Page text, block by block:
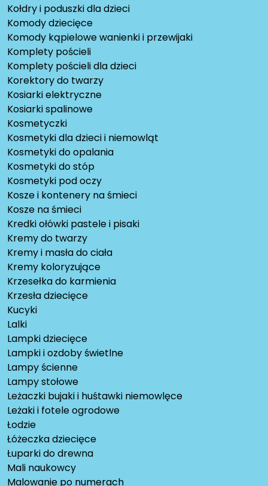
Kołdry i poduszki dla dzieci
Komody dziecięce
Komody kąpielowe wanienki i przewijaki
Komplety pościeli
Komplety pościeli dla dzieci
Korektory do twarzy
Kosiarki elektryczne
Kosiarki spalinowe
Kosmetyczki
Kosmetyki dla dzieci i niemowląt
Kosmetyki do opalania
Kosmetyki do stóp
Kosmetyki pod oczy
Kosze i kontenery na śmieci
Kosze na śmieci
Kredki ołówki pastele i pisaki
Kremy do twarzy
Kremy i masła do ciała
Kremy koloryzujące
Krzesełka do karmienia
Krzesła dziecięce
Kucyki
Lalki
Lampki dziecięce
Lampki i ozdoby świetlne
Lampy ścienne
Lampy stołowe
Leżaczki bujaki i huśtawki niemowlęce
Leżaki i fotele ogrodowe
Łodzie
Łóżeczka dziecięce
Łuparki do drewna
Mali naukowcy
Malowanie po numerach